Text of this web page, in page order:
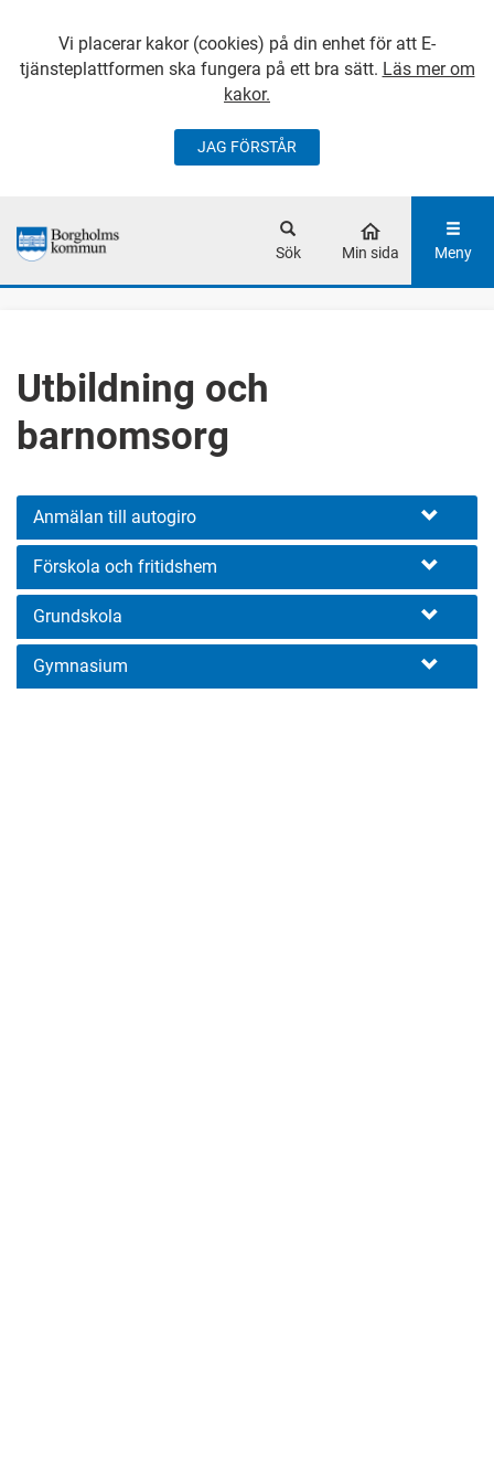
Vi placerar kakor (cookies) på din enhet för att E-
tjänsteplattformen ska fungera på ett bra sätt. Läs mer om
kakor.
JAG FÖRSTÅR
GÅ DIREKT TILL
Sök Min sida Meny
Utbildning och
barnomsorg
Anmälan till autogiro
Förskola och fritidshem
Grundskola
Gymnasium